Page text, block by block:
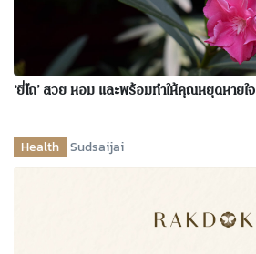
‘ยี่โถ’ สวย หอม และพร้อมทำให้คุณหยุดหายใจ
Health Sudsaijai